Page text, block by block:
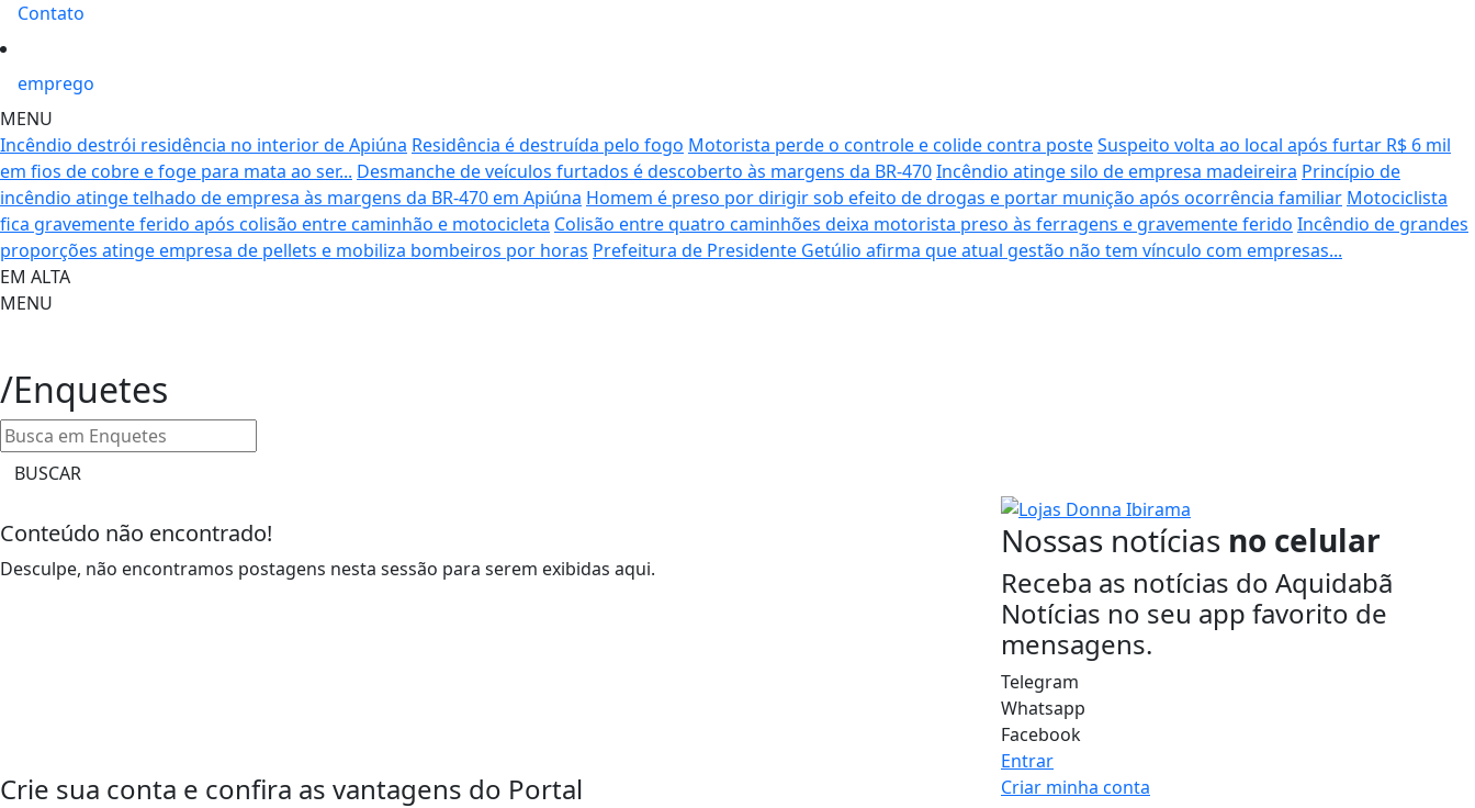
Contato
emprego
MENU
Incêndio destrói residência no interior de Apiúna Residência é destruída pelo fogo Motorista perde o controle e colide contra posteSuspeito volta ao local após furtar R$ 6 mil
em fios de cobre e foge para mata ao ser... Desmanche de veículos furtados é descoberto às margens da BR-470Incêndio atinge silo de empresa madeireira Princípio de
incêndio atinge telhado de empresa às margens da BR-470 em Apiúna Homem é preso por dirigir sob efeito de drogas e portar munição após ocorrência familiar Motociclista
fica gravemente ferido após colisão entre caminhão e motocicleta Colisão entre quatro caminhões deixa motorista preso às ferragens e gravemente ferido Incêndio de grandes
proporções atinge empresa de pellets e mobiliza bombeiros por horas Prefeitura de Presidente Getúlio afirma que atual gestão não tem vínculo com empresas...
EM ALTA
MENU
/Enquetes
BUSCAR
Conteúdo não encontrado!
Desculpe, não encontramos postagens nesta sessão para serem exibidas aqui.
Nossas notícias no celular
Receba as notícias do Aquidabã
Notícias no seu app favorito de
mensagens.
Telegram
Whatsapp
Facebook
Entrar
Crie sua conta e confira as vantagens do Portal Criar minha conta